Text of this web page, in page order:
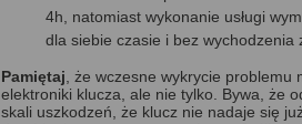
4h, natomiast wykonanie usługi
dla siebie czasie i bez wychodzenia
Pamiętaj , że wczesne wykrycie
elektroniki klucza, ale nie tylko. Bywa, że
skali uszkodzeń, że klucz nie nadaje się